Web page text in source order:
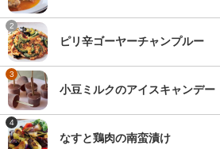
2
ピリ辛ゴーヤーチャンプルー
3
小豆ミルクのアイスキャンデー
4
なすと鶏肉の南蛮漬け